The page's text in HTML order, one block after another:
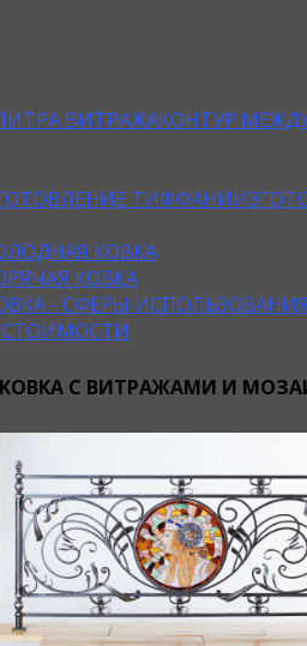
ВИТРАЖАКОНТУР
ТИФФАНИ
КОВКА
КОВКА
- СФЕРЫ ИСПОЛЬЗОВАНИЯ
КОВКА С ВИТРАЖАМИ И